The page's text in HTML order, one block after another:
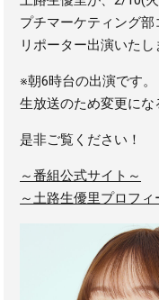
プチマーケティング部
リポーター出演いたし
※朝6時台の出演です。
生放送のため変更にな
是非ご覧ください！
～番組公式サイト～
～土路生優里プロフィ